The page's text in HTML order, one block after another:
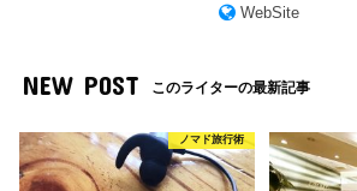
WebSite
NEW POST このライターの最新記事
ノマド旅行術